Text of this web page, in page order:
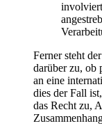
Ferner steht
darüber zu, ob
an eine
dies der Fall
das Recht zu,